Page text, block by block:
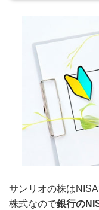
サンリオの株は
株式なので銀行の